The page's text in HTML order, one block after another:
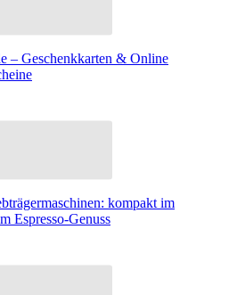
– Geschenkkarten & Online
kompakt im
Espresso-Genuss